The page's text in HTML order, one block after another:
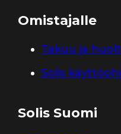
Omistajalle
Takuu ja
Solis
Solis Suomi